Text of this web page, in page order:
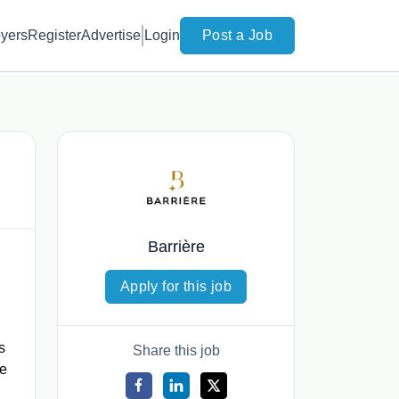
RegisterAdvertise Login Post a Job
Barrière
Apply for this job
Share this job